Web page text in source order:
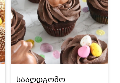
სააღდგომო